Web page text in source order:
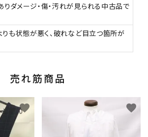
ダメージ・傷・汚れが見られる中古品で
りも状態が悪く、破れなど目立つ箇所が
売れ筋商品
favorite favorite